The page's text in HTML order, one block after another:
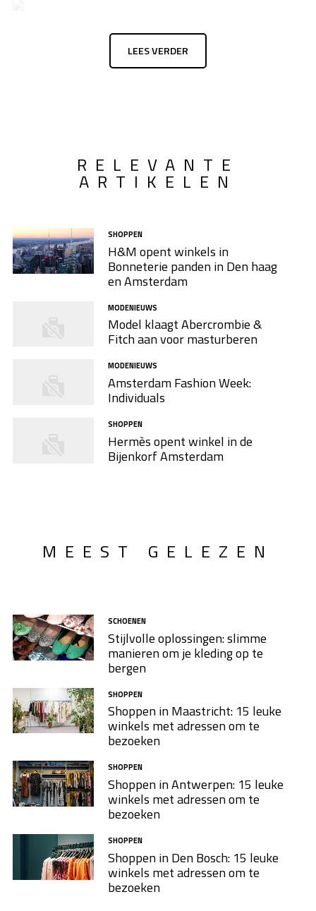
LEES VERDER
RELEVANTE
ARTIKELEN
SHOPPEN
H&M opent winkels in
Bonneterie panden in Den haag
en Amsterdam
MODENIEUWS
Model klaagt Abercrombie &
Fitch aan voor masturberen
MODENIEUWS
Amsterdam Fashion Week:
Individuals
SHOPPEN
Hermès opent winkel in de
Bijenkorf Amsterdam
MEEST GELEZEN
SCHOENEN
Stijlvolle oplossingen: slimme
manieren om je kleding op te
bergen
SHOPPEN
Shoppen in Maastricht: 15 leuke
winkels met adressen om te
bezoeken
SHOPPEN
Shoppen in Antwerpen: 15 leuke
winkels met adressen om te
bezoeken
SHOPPEN
Shoppen in Den Bosch: 15 leuke
winkels met adressen om te
bezoeken